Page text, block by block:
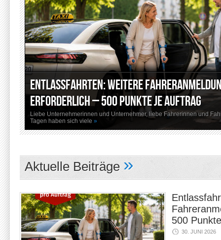
Entlassfahrten: weitere
erforderlich – 500 Punkte je Auftrag
Liebe Unternehmerinnen und Unternehmer, liebe Fahrerinnen und
Tagen haben sich viele »
Aktuelle Beiträge »
500
30. JUNI 2026